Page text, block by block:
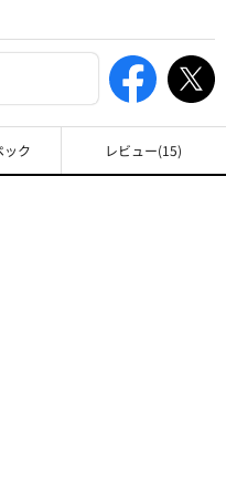
ック レビュー(15)